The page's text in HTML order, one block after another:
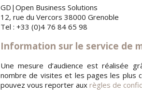
GD|Open Business Solutions
12, rue du Vercors 38000 Grenoble
Tel : +33 (0)4 76 84 65 98
Information sur le service de
Une mesure d’audience est réalisée
nombre de visites et les pages les plus
pouvez vous reporter aux règles de